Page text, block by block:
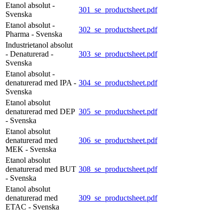
Etanol absolut -
Svenska
301_se_productsheet.pdf
Etanol absolut -
Pharma - Svenska
302_se_productsheet.pdf
Industrietanol absolut
- Denaturerad -
Svenska
303_se_productsheet.pdf
Etanol absolut -
denaturerad med IPA -
Svenska
304_se_productsheet.pdf
Etanol absolut
denaturerad med DEP
- Svenska
305_se_productsheet.pdf
Etanol absolut
denaturerad med
MEK - Svenska
306_se_productsheet.pdf
Etanol absolut
denaturerad med BUT
- Svenska
308_se_productsheet.pdf
Etanol absolut
denaturerad med
ETAC - Svenska
309_se_productsheet.pdf